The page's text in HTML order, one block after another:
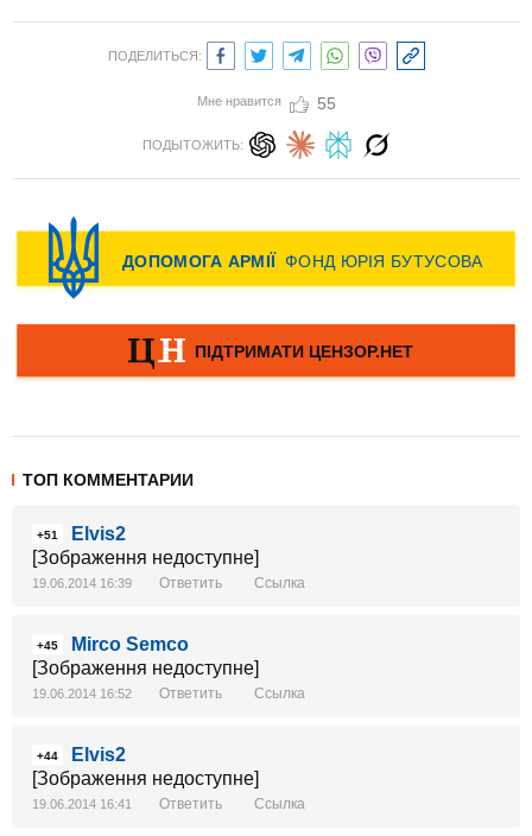
ПОДЕЛИТЬСЯ:
Мне нравится 55
ПОДЫТОЖИТЬ:
ТОП КОММЕНТАРИИ
+51
Elvis2
[Зображення недоступне]
19.06.2014 16:39 Ответить Ссылка
+45
Mirco Semco
[Зображення недоступне]
19.06.2014 16:52 Ответить Ссылка
+44
Elvis2
[Зображення недоступне]
19.06.2014 16:41 Ответить Ссылка